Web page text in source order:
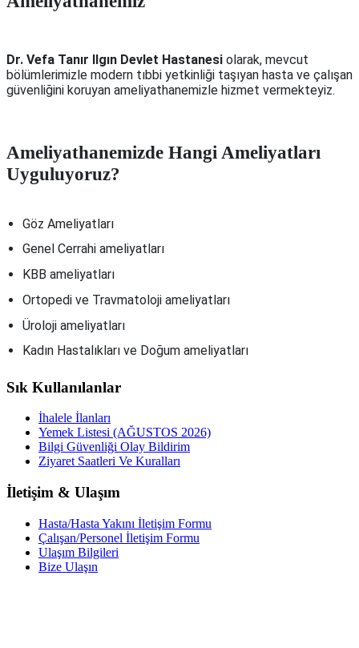
Dr. Vefa Tanır Ilgın Devlet Hastanesi olarak, mevcut
bölümlerimizle modern tıbbi yetkinliği taşıyan hasta ve çalışan
güvenliğini koruyan ameliyathanemizle hizmet vermekteyiz.
Ameliyathanemizde Hangi Ameliyatları
Uyguluyoruz?
Göz Ameliyatları
Genel Cerrahi ameliyatları
KBB ameliyatları
Ortopedi ve Travmatoloji ameliyatları
Üroloji ameliyatları
Kadın Hastalıkları ve Doğum ameliyatları
Sık Kullanılanlar
İhalele İlanları
Yemek Listesi (AĞUSTOS 2026)
Bilgi Güvenliği Olay Bildirim
Ziyaret Saatleri Ve Kuralları
İletişim & Ulaşım
Hasta/Hasta Yakını İletişim Formu
Çalışan/Personel İletişim Formu
Ulaşım Bilgileri
Bize Ulaşın